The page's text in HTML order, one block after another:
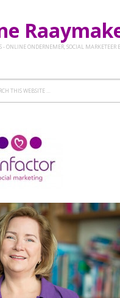
ONLINE ONDERNEMER, SOCIAL MARKETEER